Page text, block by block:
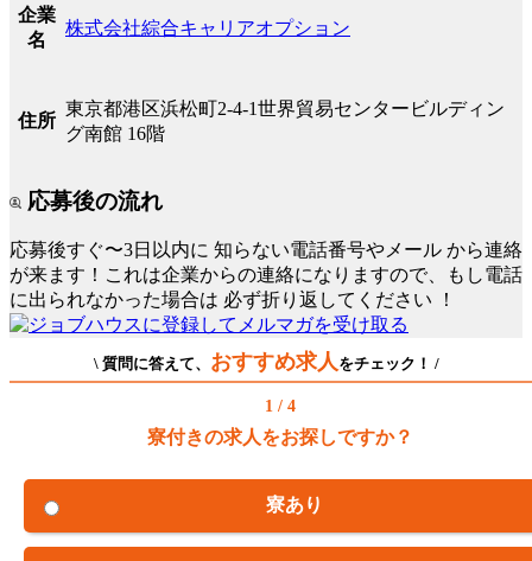
企業
名
株式会社綜合キャリアオプション
住所
東京都港区浜松町2-4-1世界貿易センタービルディン
グ南館 16階
応募後の流れ
応募後すぐ〜3日以内に 知らない電話番号やメール から連絡
が来ます！これは企業からの連絡になりますので、もし電話
に出られなかった場合は 必ず折り返してください ！
\ 質問に答えて、 おすすめ求人をチェック！ /
1 / 4
寮付きの求人をお探しですか？
寮あり